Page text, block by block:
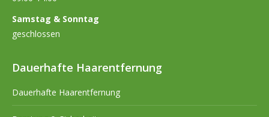
Samstag & Sonntag
geschlossen
Dauerhafte Haarentfernung
Dauerhafte Haarentfernung